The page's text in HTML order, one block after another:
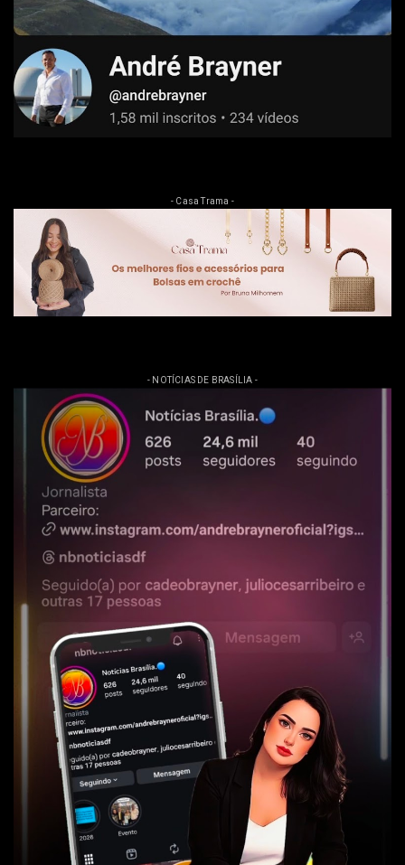
- Casa Trama -
- NOTÍCIAS DE BRASÍLIA -